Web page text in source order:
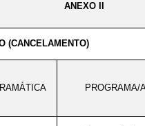
ANEXO II
(CANCELAMENTO)
PROGRAMA/